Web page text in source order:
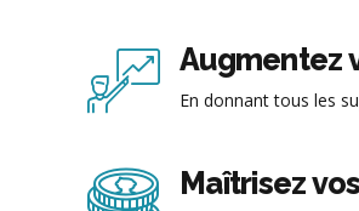
Augmentez
En donnant tous les
Maîtrisez